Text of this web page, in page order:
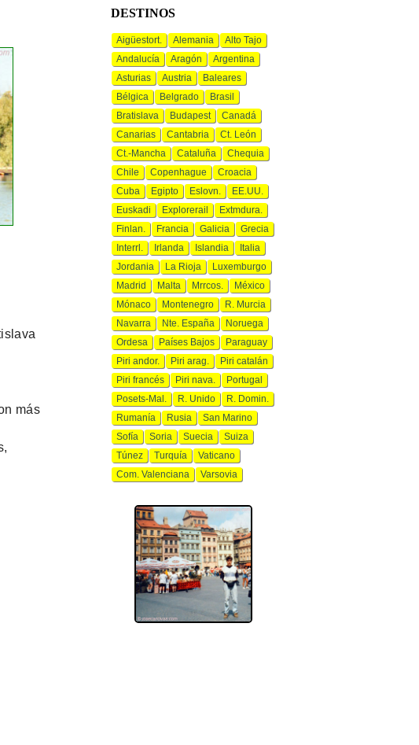
más
DESTINOS
Aigüestort. Alemania
Alto Tajo
Andalucía
Aragón
Argentina
Asturias
Austria
Baleares
Bélgica
Belgrado
Brasil
Bratislava
Budapest
Canadá
Canarias
Cantabria
Ct. León
Ct.-Mancha
Cataluña
Chequia
Chile
Copenhague
Croacia
Cuba
Egipto Eslovn.
EE.UU.
Euskadi
Explorerail
Extmdura.
Finlan.
Francia Galicia
Grecia
Interrl.
Irlanda Islandia
Italia
Jordania
La Rioja
Luxemburgo
Madrid
Malta Mrrcos.
México
Mónaco
Montenegro
R. Murcia
Navarra
Nte. España
Noruega
Ordesa
Países Bajos
Paraguay
Piri andor.
Piri arag.
Piri catalán
Piri francés
Piri nava.
Portugal
Posets-Mal.
R. Unido
R. Domin.
Rumanía
Rusia
San Marino
Sofía
Soria Suecia
Suiza
Túnez
Turquía
Com. Valenciana
Varsovia
Vaticano